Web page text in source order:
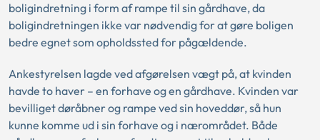
boligindretning i form af rampe til sin gårdhave, da
boligindretningen ikke var nødvendig for at gøre boligen
bedre egnet som opholdssted for pågældende.
Ankestyrelsen lagde ved afgørelsen vægt på, at kvinden
havde to haver – en forhave og en gårdhave. Kvinden var
bevilliget døråbner og rampe ved sin hoveddør, så hun
kunne komme ud i sin forhave og i nærområdet. Både